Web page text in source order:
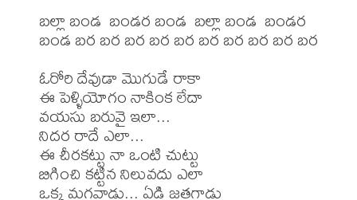
బల్లా బండ  బండర బండ  బల్లా బండ  బండర
బండ బర బర బర బర బర బర బర బర బర బర
ఓరోరి దేవుడా మొగుడే రాకా
ఈ పెళ్ళియోగం నాకింక లేదా
వయసు బరువై ఇలా...
నిదర రాదే ఎలా...
ఈ చీరకట్టు నా ఒంటి చుట్టు
బిగించి కట్టిన నిలువదు ఎలా
ఒక్క మగవాడు... ఏడి జతగాడు